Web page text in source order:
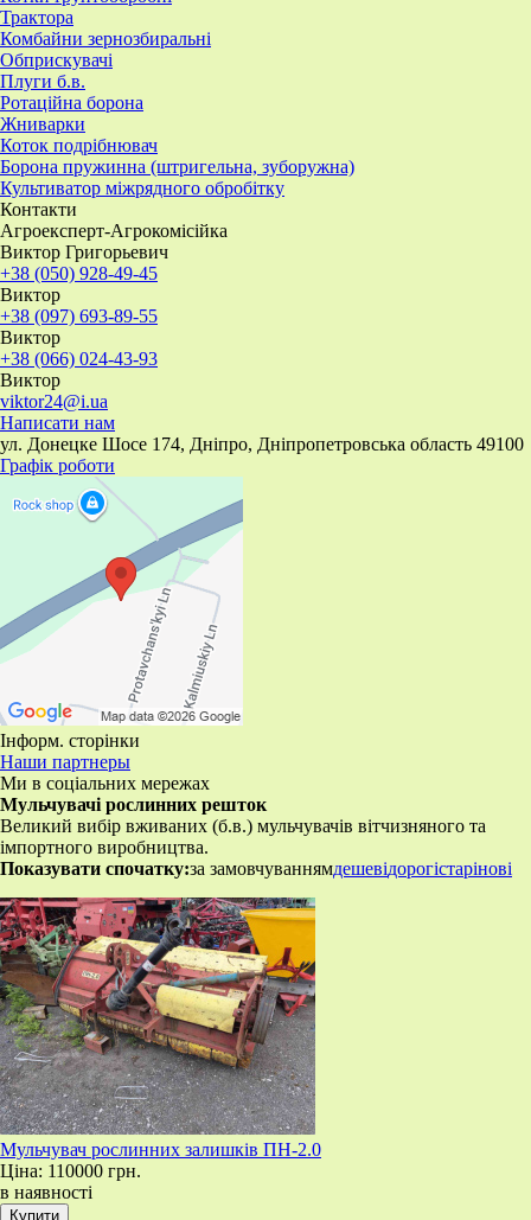
Трактора
Комбайни зернозбиральні
Обприскувачі
Плуги б.в.
Ротаційна борона
Жниварки
Коток подрібнювач
Борона пружинна (штригельна, зуборужна)
​Культиватор міжрядного обробітку
Контакти
Агроексперт-Агрокомісійка
Виктор Григорьевич
+38 (050) 928-49-45
Виктор
+38 (097) 693-89-55
Виктор
+38 (066) 024-43-93
Виктор
viktor24@i.ua
Написати нам
ул. Донецке Шосе 174, Дніпро, Дніпропетровська область 49100
Графік роботи
Інформ. сторінки
Наши партнеры
Ми в соціальних мережах
Мульчувачі рослинних решток
Великий вибір вживаних (б.в.) мульчувачів вітчизняного та
імпортного виробництва.
Показувати спочатку:за замовчуваннямдешевідорогістарінові
Мульчувач рослинних залишків ПН-2.0
Ціна: 110000 грн.
в наявності